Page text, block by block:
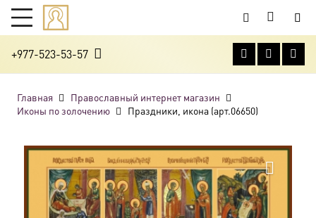
+977-523-53-57
Главная
Православный интернет магазин
Иконы по золочению
Праздники, икона (арт.06650)